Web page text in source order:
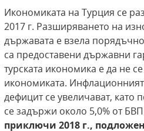
Икономиката на Турция се
2017 г. Разширяването на
държавата е взела
са предоставени държавни
турската икономика е да не
икономиката.
дефицит се увеличават, като
се задържи около 5,0% от
приключи 2018 г.,